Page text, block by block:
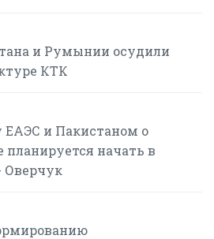
и Румынии осудили
КТК
и Пакистаном о
планируется начать в
Оверчук